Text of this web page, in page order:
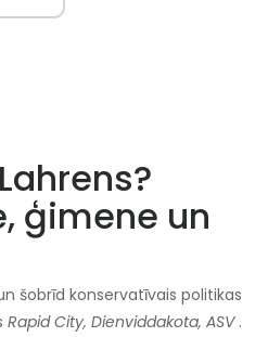
ģimene un
šobrīd konservatīvais politikas
Rapid City, Dienviddakota, ASV.